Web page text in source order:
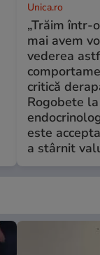
Unica.ro
„Trăim într-
mai avem
vederea
critică
Rogobete
este
a stârnit